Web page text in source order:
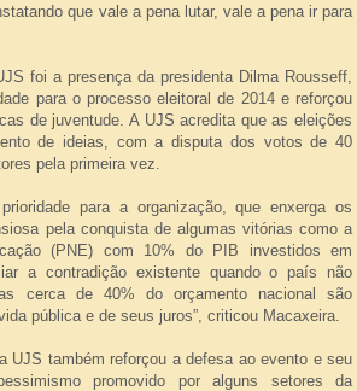
que vale a pena lutar, vale a pena ir para
foi a presença da presidenta Dilma Rousseff,
para o processo eleitoral de 2014 e reforçou
de juventude. A UJS acredita que as eleições
de ideias, com a disputa dos votos de 40
pela primeira vez.
para a organização, que enxerga os
pela conquista de algumas vitórias como a
(PNE) com 10% do PIB investidos em
a contradição existente quando o país não
cerca de 40% do orçamento nacional são
pública e de seus juros”, criticou Macaxeira.
UJS também reforçou a defesa ao evento e seu
promovido por alguns setores da